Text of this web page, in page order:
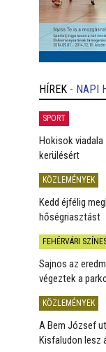
HÍREK - NAPI
SPORT
Hokisok
kerülésért
KÖZLEMÉNYEK
Kedd éjfélig
hőségriasztást
FEHÉRVÁRI
Sajnos az
végeztek a
KÖZLEMÉNYEK
A Bem József
Kisfaludon lesz